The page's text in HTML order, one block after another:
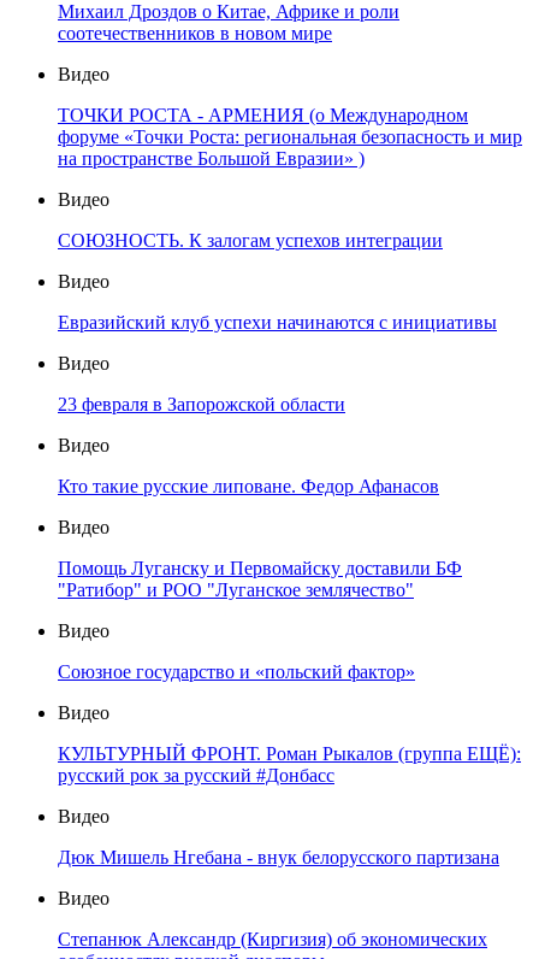
Михаил Дроздов о Китае, Африке и роли
соотечественников в новом мире
Видео
ТОЧКИ РОСТА - АРМЕНИЯ (о Международном
форуме «Точки Роста: региональная безопасность и мир
на пространстве Большой Евразии» )
Видео
СОЮЗНОСТЬ. К залогам успехов интеграции
Видео
Евразийский клуб успехи начинаются с инициативы
Видео
23 февраля в Запорожской области
Видео
Кто такие русские липоване. Федор Афанасов
Видео
Помощь Луганску и Первомайску доставили БФ
"Ратибор" и РОО "Луганское землячество"
Видео
Союзное государство и «польский фактор»
Видео
КУЛЬТУРНЫЙ ФРОНТ. Роман Рыкалов (группа ЕЩЁ):
русский рок за русский #Донбасс
Видео
Дюк Мишель Нгебана - внук белорусского партизана
Видео
Степанюк Александр (Киргизия) об экономических